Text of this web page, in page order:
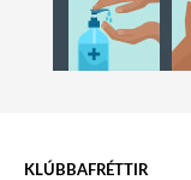
KLÚBBAFRÉTTIR